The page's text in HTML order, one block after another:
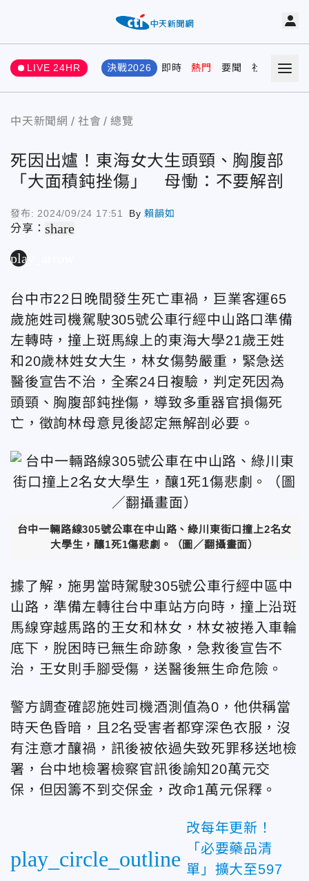
LIVE 24HR 決戰2026 即時 熱門 要聞 社會 娛樂
中天新聞網 社會 總覽
死因出爐！東海女大生頭頸、胸腹部
「大面積鈍挫傷」 母慟：不要解剖
發布: 2024/09/24 17:51 By賴韻如
分享：share
play_arrow
台中市22日晚間發生死亡車禍，巨業客運65
歲施姓司機駕駛305號公車行經中山路口準備
左轉時，撞上斑馬線上的東海大學21歲王姓
和20歲林姓女大生，林女傷勢嚴重，緊急送
醫後宣告不治，全案24日複驗，判定死因為
頭頸、胸腹部鈍挫傷，導致多重器官損傷死
亡，徵詢林母意見後認定無解剖必要。
台中一輛路線305號公車在中山路、綠川東街口撞上2名女
大學生，釀1死1傷悲劇。（圖／翻攝畫面）
據了解，施男當時駕駛305號公車行經中區中
山路，準備左轉往台中車站方向時，撞上沿斑
馬線穿越馬路的王女和林女，林女被捲入車輪
底下，脫困時已無生命跡象，急救後宣告不
治，王女則手腳受傷，送醫後無生命危險。
警方調查確認施姓司機酒測值為0，他供稱當
時天色昏暗，且2名受害者都穿深色衣服，沒
有注意才釀禍，訊後被依過失致死罪移送地檢
署，台中地檢署檢察官訊後諭知20萬元交
保，但因籌不到交保金，改命1萬元保釋。
play_circle_outline
改每年更新！
「必要藥品清
單」擴大至597